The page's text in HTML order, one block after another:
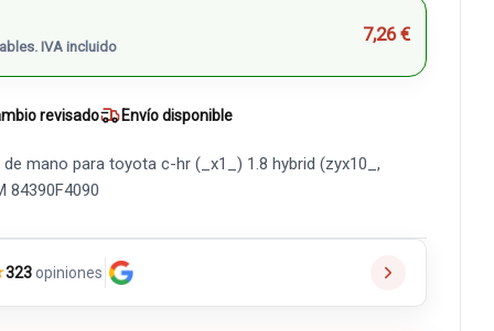
IVA incluido
7,26 €
revisado Envío disponible
mano para toyota c-hr (_x1_) 1.8 hybrid (zyx10_,
84390F4090
323opiniones